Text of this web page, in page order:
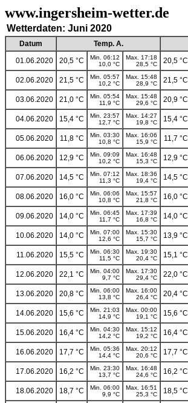
www.ingersheim-wetter.de
Wetterdaten: Juni 2020
Datum Temp. A.
01.06.2020
20,5 °C
Min. 06:12
10,0 °C
Max. 17:18
28,5 °C
20,5 °C
02.06.2020 21,5 °C
Min. 05:57
10,2 °C
Max. 15:48
28,9 °C
21,5 °C
03.06.2020 21,0 °C
Min. 05:54
11,9 °C
Max. 15:48
29,6 °C
20,9 °C
04.06.2020 15,4 °C
Min. 23:57
12,7 °C
Max. 14:27
19,8 °C
15,4 °C
05.06.2020 11,8 °C
Min. 03:30
10,8 °C
Max. 16:06
15,9 °C
11,7 °C
06.06.2020 12,9 °C
Min. 09:09
10,2 °C
Max. 16:48
15,3 °C
12,9 °C
07.06.2020 14,5 °C
Min. 07:12
11,3 °C
Max. 18:36
19,4 °C
14,5 °C
08.06.2020 16,0 °C
Min. 06:06
10,8 °C
Max. 15:57
21,8 °C
16,0 °C
09.06.2020 14,0 °C
Min. 06:45
11,7 °C
Max. 17:39
16,8 °C
14,0 °C
10.06.2020 14,0 °C
Min. 07:00
12,6 °C
Max. 15:30
15,7 °C
13,9 °C
11.06.2020 15,5 °C
Min. 06:30
11,5 °C
Max. 19:30
20,4 °C
15,1 °C
12.06.2020 22,1 °C
Min. 04:00
9,7 °C
Max. 17:30
29,4 °C
22,0 °C
13.06.2020 20,8 °C
Min. 06:00
13,8 °C
Max. 16:00
26,4 °C
20,4 °C
14.06.2020 15,6 °C
Min. 21:03
14,9 °C
Max. 00:00
19,1 °C
15,6 °C
15.06.2020 16,4 °C
Min. 04:30
14,2 °C
Max. 15:12
19,2 °C
16,4 °C
16.06.2020 17,7 °C
Min. 05:36
14,4 °C
Max. 20:12
20,6 °C
17,7 °C
17.06.2020 16,2 °C
Min. 23:30
13,7 °C
Max. 16:48
24,6 °C
16,2 °C
18.06.2020 18,7 °C
Min. 06:00
9,9 °C
Max. 16:51
25,3 °C
18,5 °C